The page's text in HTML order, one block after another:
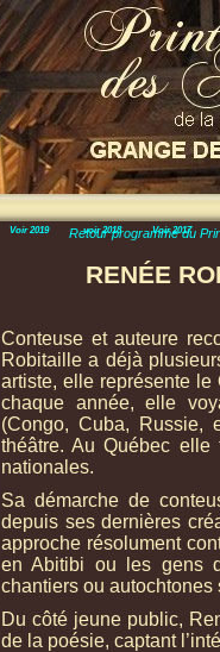
Retour programme du
RENÉE
Conteuse et auteure
Robitaille a déjà
artiste, elle représente
chaque année, elle
(Congo, Cuba, Russie,
théâtre. Au Québec
nationales.
Sa démarche de
depuis ses dernières
approche résolument
en Abitibi ou les gens
chantiers ou autochtones
Du côté jeune public,
de la poésie, captant
Voir 2019 voir 2018
Voir 2017